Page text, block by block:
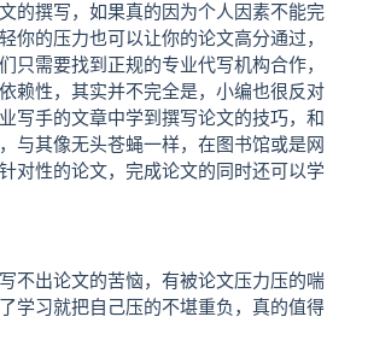
的撰写，如果真的因为个人因素不能完
你的压力也可以让你的论文高分通过，
只需要找到正规的专业代写机构合作，
赖性，其实并不完全是，小编也很反对
写手的文章中学到撰写论文的技巧，和
与其像无头苍蝇一样，在图书馆或是网
对性的论文，完成论文的同时还可以学
不出论文的苦恼，有被论文压力压的喘
学习就把自己压的不堪重负，真的值得